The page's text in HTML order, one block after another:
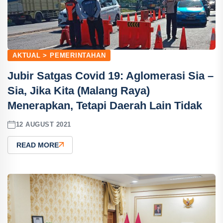
AKTUAL > PEMERINTAHAN
Jubir Satgas Covid 19: Aglomerasi Sia –
Sia, Jika Kita (Malang Raya)
Menerapkan, Tetapi Daerah Lain Tidak
12 AUGUST 2021
READ MORE